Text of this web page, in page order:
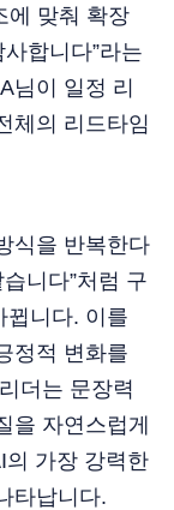
에 맞춰 확장
합니다”라는
님이 일정 리
체의 리드타임
식을 반복한다
니다”처럼 구
뀝니다. 이를
정적 변화를
더는 문장력
을 자연스럽게
의 가장 강력한
타납니다.